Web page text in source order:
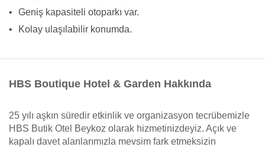
•
Geniş kapasiteli otoparkı var.
•
Kolay ulaşılabilir konumda.
HBS Boutique Hotel & Garden Hakkında
25 yılı aşkın süredir etkinlik ve organizasyon tecrübemizle
HBS Butik Otel Beykoz olarak hizmetinizdeyiz. Açık ve
kapalı davet alanlarımızla mevsim fark etmeksizin